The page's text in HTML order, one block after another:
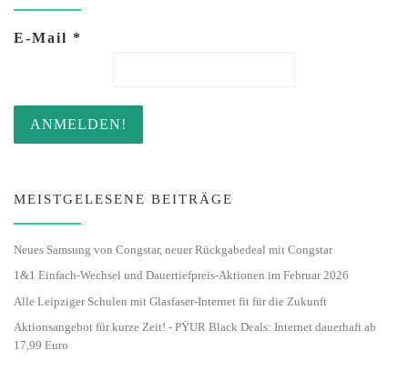
E-Mail *
MEISTGELESENE BEITRÄGE
Neues Samsung von Congstar, neuer Rückgabedeal mit Congstar
1&1 Einfach-Wechsel und Dauertiefpreis-Aktionen im Februar 2026
Alle Leipziger Schulen mit Glasfaser-Internet fit für die Zukunft
Aktionsangebot für kurze Zeit! - PŸUR Black Deals: Internet dauerhaft ab
17,99 Euro